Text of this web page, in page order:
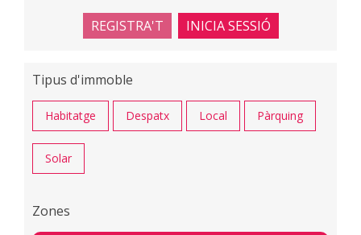
REGISTRA'T
INICIA SESSIÓ
Tipus d'immoble
Habitatge Despatx Local Pàrquing
Solar
Zones